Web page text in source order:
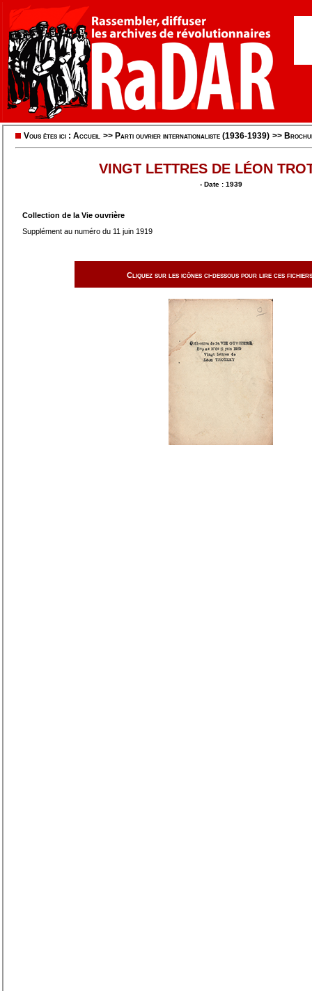
Vous êtes ici : Accueil >> Parti ouvrier internationaliste (1936-1939) >>
VINGT LETTRES DE LÉON
- Date : 1939
Collection de la Vie ouvrière
Supplément au numéro du 11 juin 1919
Cliquez sur les icônes ci-dessous pour lire ces